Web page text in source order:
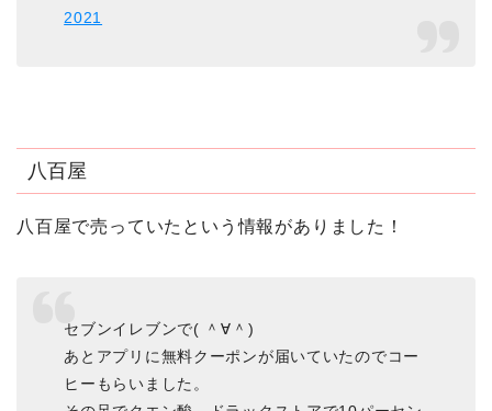
2021
八百屋
八百屋で売っていたという情報がありました！
セブンイレブンで( ＾∀＾)
あとアプリに無料クーポンが届いていたのでコー
ヒーもらいました。